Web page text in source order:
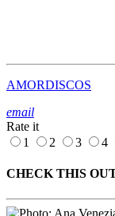
AMORDISCOS
email
Rate it
1
2 3 4
CHECK THIS